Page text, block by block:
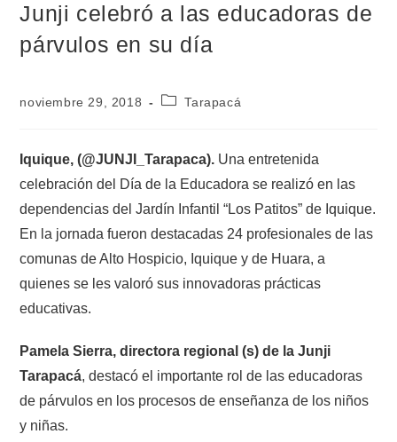
Junji celebró a las educadoras de
párvulos en su día
noviembre 29, 2018 Tarapacá
Iquique, (@JUNJI_Tarapaca). Una entretenida
celebración del Día de la Educadora se realizó en las
dependencias del Jardín Infantil “Los Patitos” de Iquique.
En la jornada fueron destacadas 24 profesionales de las
comunas de Alto Hospicio, Iquique y de Huara, a
quienes se les valoró sus innovadoras prácticas
educativas.
Pamela Sierra, directora regional (s) de la Junji
Tarapacá, destacó el importante rol de las educadoras
de párvulos en los procesos de enseñanza de los niños
y niñas.